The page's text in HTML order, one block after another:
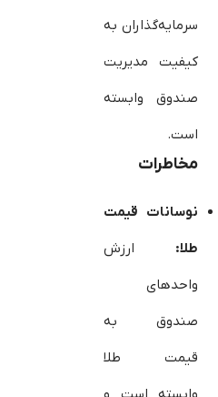
سرمایه‌گذاران به
کیفیت مدیریت
صندوق وابسته
است.
مخاطرات
نوسانات قیمت
طلا: ارزش
واحدهای
صندوق به
قیمت طلا